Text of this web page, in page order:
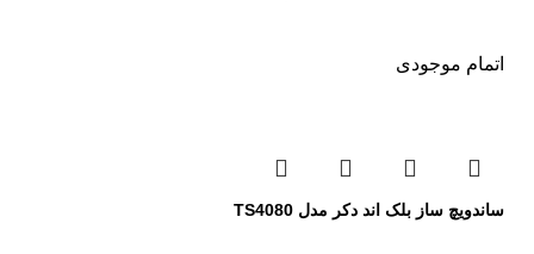
اتمام موجودی
ساندویچ ساز بلک اند دکر مدل TS4080